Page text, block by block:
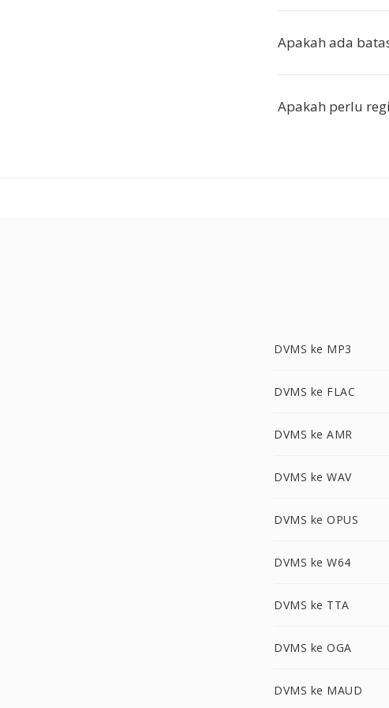
Apakah ada
Apakah perlu
DVMS ke MP3
DVMS ke FLAC
DVMS ke AMR
DVMS ke WAV
DVMS ke OPUS
DVMS ke W64
DVMS ke TTA
DVMS ke OGA
DVMS ke MAUD